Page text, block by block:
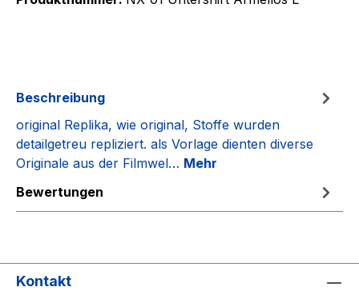
Beschreibung
original Replika, wie original, Stoffe wurden
detailgetreu repliziert. als Vorlage dienten diverse
Originale aus der Filmwel… Mehr
Bewertungen
Kontakt